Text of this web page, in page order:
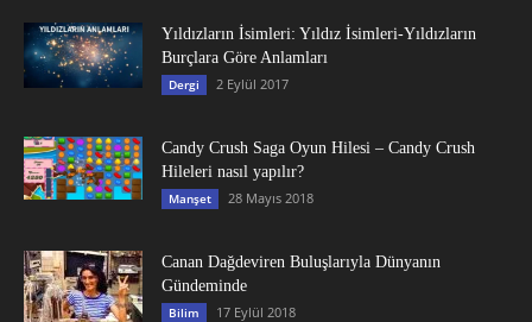
Yıldızların İsimleri: Yıldız İsimleri-Yıldızların
Burçlara Göre Anlamları
Dergi 2 Eylül 2017
Candy Crush Saga Oyun Hilesi – Candy Crush
Hileleri nasıl yapılır?
Manşet 28 Mayıs 2018
Canan Dağdeviren Buluşlarıyla Dünyanın
Gündeminde
Bilim 17 Eylül 2018